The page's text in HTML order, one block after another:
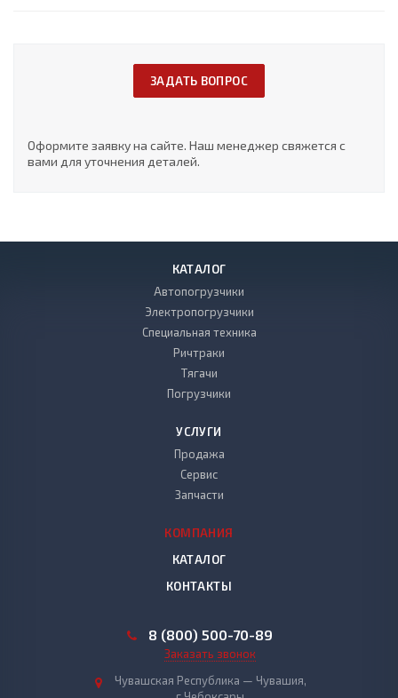
ЗАДАТЬ ВОПРОС
Оформите заявку на сайте. Наш менеджер свяжется с
вами для уточнения деталей.
КАТАЛОГ
Автопогрузчики
Электропогрузчики
Специальная техника
Ричтраки
Тягачи
Погрузчики
УСЛУГИ
Продажа
Сервис
Запчасти
КОМПАНИЯ
КАТАЛОГ
КОНТАКТЫ
8 (800) 500-70-89
Заказать звонок
Чувашская Республика — Чувашия,